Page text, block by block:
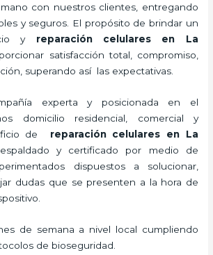
con nuestros clientes, entregando
y seguros. El propósito de brindar un
y reparación celularesen La
satisfacción total, compromiso,
superando así las expectativas.
experta y posicionada en el
domicilio residencial, comercial y
de reparación celulares en La
y certificado por medio de
dispuestos a solucionar,
dudas que se presenten a la hora de
de semana a nivel local cumpliendo
de bioseguridad.